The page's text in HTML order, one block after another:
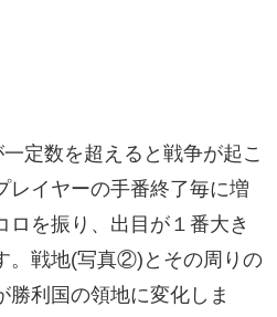
定数を超えると戦争が起こ
レイヤーの手番終了毎に増
ロを振り、出目が１番大き
。戦地(写真②)とその周りの
利国の領地に変化しま